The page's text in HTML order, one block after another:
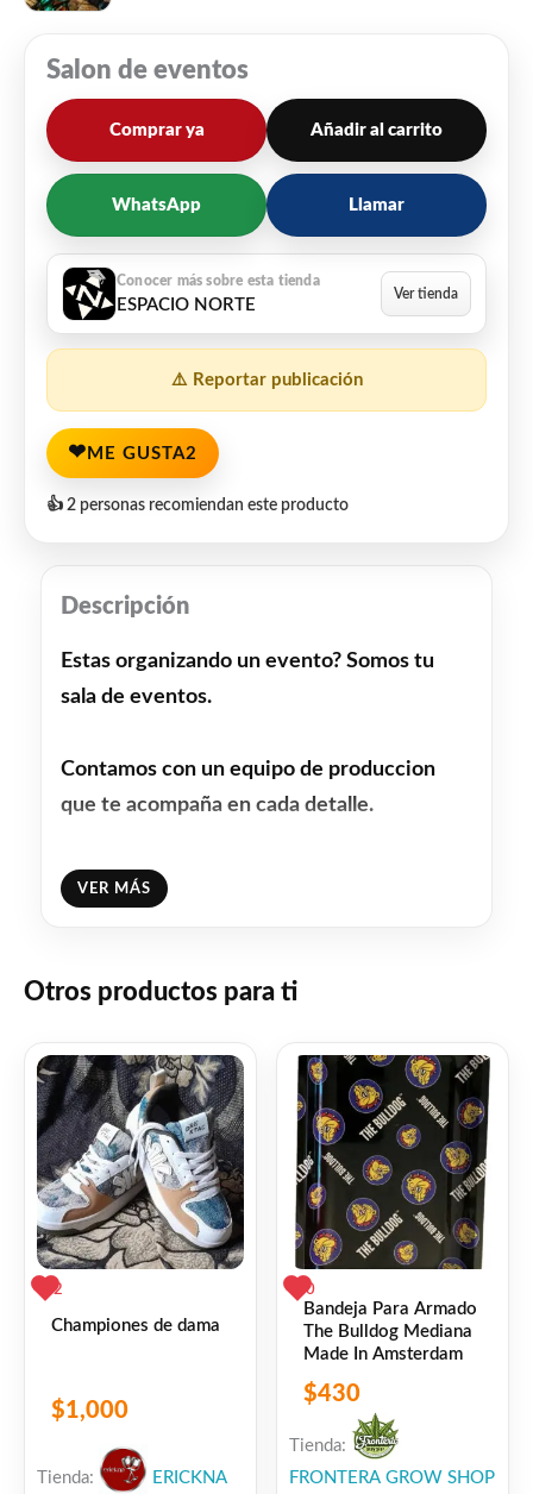
Salon de eventos
Comprar ya Añadir al carrito
WhatsApp Llamar
ESPACIO NORTE
⚠️ Reportar publicación
❤ ME GUSTA2
👍 2 personas recomiendan este producto
Descripción
Estas organizando un evento? Somos tu
sala de eventos.
Contamos con un equipo de produccion
que te acompaña en cada detalle.
Costos accesibles y presupuestos en el dia.
VER MÁS
Otros productos para ti
2
Championes de dama
$1,000
Tienda: ERICKNA
0
Bandeja Para Armado
The Bulldog Mediana
Made In Amsterdam
$430
Tienda:
FRONTERA GROW SHOP